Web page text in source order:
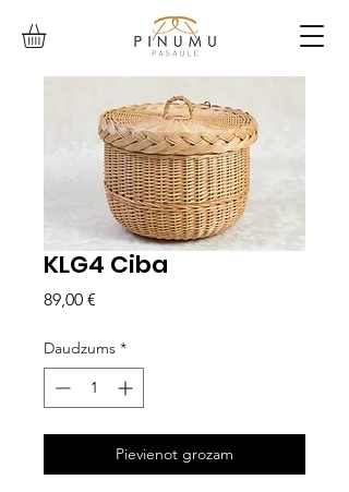
KLG4 Ciba
89,00 €
Daudzums *
Pievienot grozam